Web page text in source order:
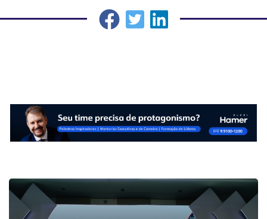
Outras matérias